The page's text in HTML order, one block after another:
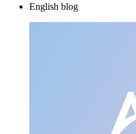
English blog